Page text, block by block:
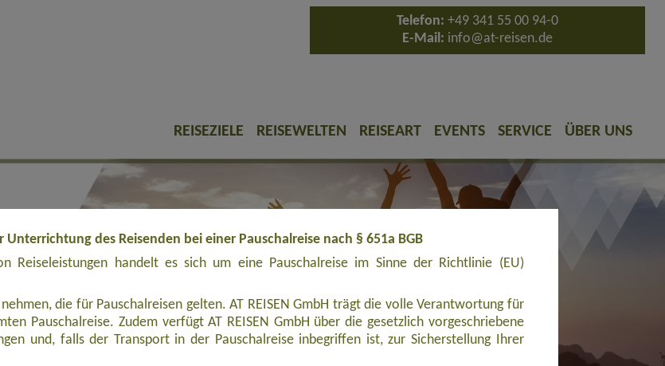
Telefon: +49 341 55 00 94-0
E-Mail: info@at-reisen.de
REISEZIELE REISEWELTEN REISEART EVENTS SERVICE ÜBER UNS
des Reisenden bei einer Pauschalreise nach § 651a BGB
Reiseleistungen handelt es sich um eine Pauschalreise im Sinne der Richtlinie (EU)
die für Pauschalreisen gelten. AT REISEN GmbH trägt die volle Verantwortung für
Pauschalreise. Zudem verfügt AT REISEN GmbH über die gesetzlich vorgeschriebene
und, falls der Transport in der Pauschalreise inbegriffen ist, zur Sicherstellung Ihrer